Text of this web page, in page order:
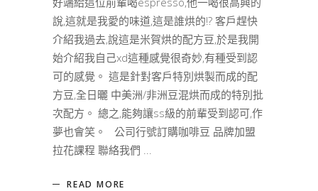
說,這就是我愛的味道,這是誰烘的!? 客戶趕快
介紹我過去,說這是米賀烘的配方豆,於是我開
始介紹我自己xd這種感覺很奇妙,有種受到認
可的感覺。 這是針對客戶特別烘製而成的配
方豆,全日曬 中美洲/非洲豆混烘而成的特別批
次配方。 總之,能夠讓ss級的前輩受到認可,作
夢也會笑。 公司行號訂購咖啡豆 品牌加盟
拉花課程 聯絡我們
READ MORE